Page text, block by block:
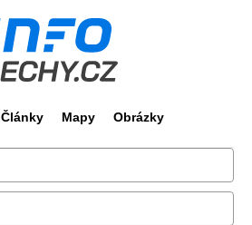
Články Mapy Obrázky